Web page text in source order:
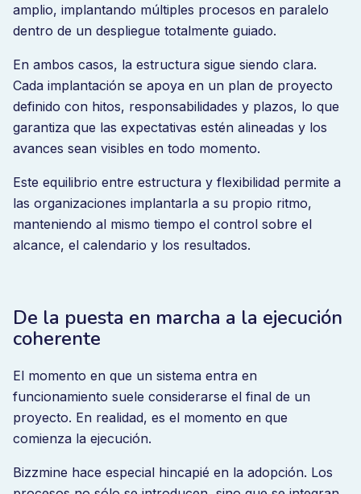
amplio, implantando múltiples procesos en paralelo
dentro de un despliegue totalmente guiado.
En ambos casos, la estructura sigue siendo clara.
Cada implantación se apoya en un plan de proyecto
definido con hitos, responsabilidades y plazos, lo que
garantiza que las expectativas estén alineadas y los
avances sean visibles en todo momento.
Este equilibrio entre estructura y flexibilidad permite a
las organizaciones implantarla a su propio ritmo,
manteniendo al mismo tiempo el control sobre el
alcance, el calendario y los resultados.
De la puesta en marcha a la ejecución
coherente
El momento en que un sistema entra en
funcionamiento suele considerarse el final de un
proyecto. En realidad, es el momento en que
comienza la ejecución.
Bizzmine hace especial hincapié en la adopción. Los